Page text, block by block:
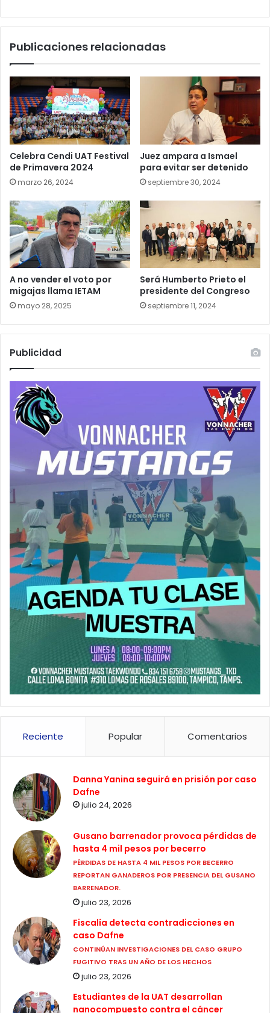
Publicaciones relacionadas
Celebra Cendi UAT Festival
de Primavera 2024
marzo 26, 2024
Juez ampara a Ismael
para evitar ser detenido
septiembre 30, 2024
A no vender el voto por
migajas llama IETAM
mayo 28, 2025
Será Humberto Prieto el
presidente del Congreso
septiembre 11, 2024
Publicidad
Reciente Popular Comentarios
Danna Yanina seguirá en prisión por caso
Dafne
julio 24, 2026
Gusano barrenador provoca pérdidas de
hasta 4 mil pesos por becerro
PÉRDIDAS DE HASTA 4 MIL PESOS POR BECERRO
REPORTAN GANADEROS POR PRESENCIA DEL GUSANO
BARRENADOR.
julio 23, 2026
Fiscalía detecta contradicciones en
caso Dafne
CONTINÚAN INVESTIGACIONES DEL CASO GRUPO
FUGITIVO TRAS UN AÑO DE LOS HECHOS
julio 23, 2026
Estudiantes de la UAT desarrollan
nanocompuesto contra el cáncer